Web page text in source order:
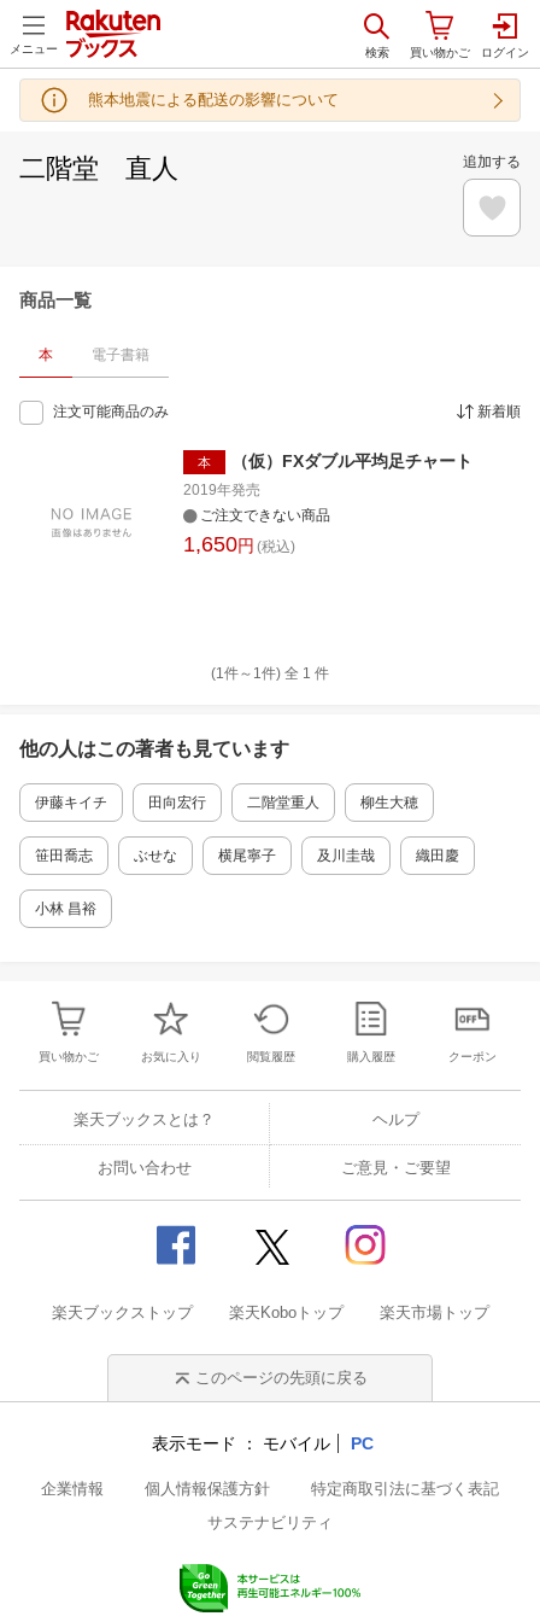
メニュー
熊本地震による配送の影響について
二階堂 直人 追加する
商品一覧
本 電子書籍
注文可能商品のみ 新着順
本 （仮）FXダブル平均足チャート
2019年発売
ご注文できない商品
1,650円 (税込)
(1件～ 1件) 全 1 件
他の人はこの著者も見ています
伊藤キイチ 田向宏行 二階堂重人 柳生大穂
笹田喬志 ぶせな 横尾寧子 及川圭哉 織田慶
小林 昌裕
買い物かご お気に入り 閲覧履歴 購入履歴 クーポン
楽天ブックスとは？ ヘルプ
お問い合わせ ご意見・ご要望
楽天ブックストップ 楽天Koboトップ 楽天市場トップ
このページの先頭に戻る
表示モード モバイル PC
企業情報 個人情報保護方針
特定商取引法に基づく表記
サステナビリティ